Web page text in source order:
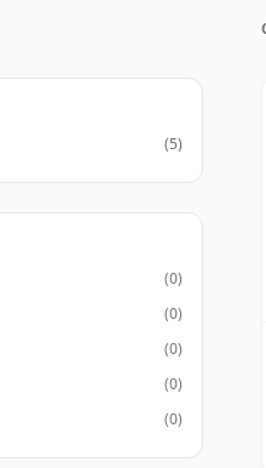
(5)
(0)
(0)
(0)
(0)
(0)